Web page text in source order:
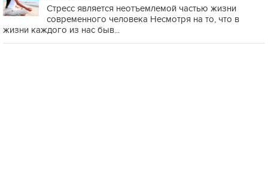
Стресс является неотъемлемой частью жизни
современного человека Несмотря на то, что в
жизни каждого из нас быв...